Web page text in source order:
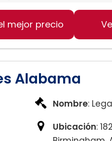
en Birmingham
mejor precio
Alabama
Nombre:
Ubicación: